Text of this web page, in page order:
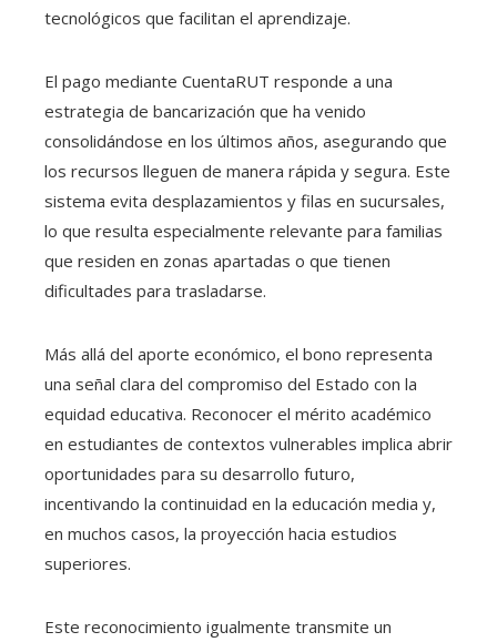
tecnológicos que facilitan el aprendizaje.
El pago mediante CuentaRUT responde a una
estrategia de bancarización que ha venido
consolidándose en los últimos años, asegurando que
los recursos lleguen de manera rápida y segura. Este
sistema evita desplazamientos y filas en sucursales,
lo que resulta especialmente relevante para familias
que residen en zonas apartadas o que tienen
dificultades para trasladarse.
Más allá del aporte económico, el bono representa
una señal clara del compromiso del Estado con la
equidad educativa. Reconocer el mérito académico
en estudiantes de contextos vulnerables implica abrir
oportunidades para su desarrollo futuro,
incentivando la continuidad en la educación media y,
en muchos casos, la proyección hacia estudios
superiores.
Este reconocimiento igualmente transmite un